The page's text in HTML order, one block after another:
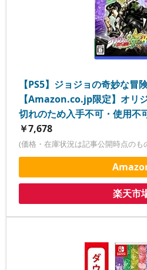
【PS5】ジョジョの奇妙な冒
【Amazon.co.jp限定】オリ
切れのため入手不可・使用不
￥7,678
(価格・在庫状況は記事公開時点のも
楽天市